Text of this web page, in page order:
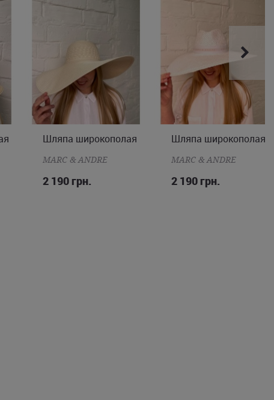
ONE SIZE
Шляпа широкополая
MARC & ANDRE
2 190 грн.
ONE SIZE
Шляпа широкополая
MARC & ANDRE
2 190 грн.